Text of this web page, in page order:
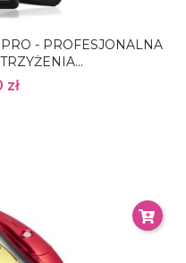
- PROFESJONALNA
zł